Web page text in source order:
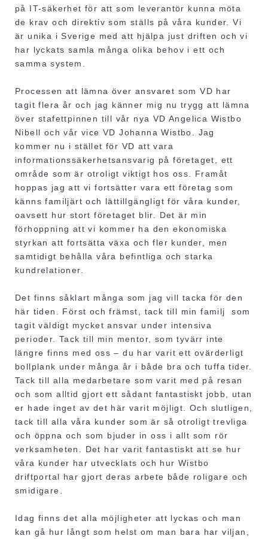
på IT-säkerhet för att som leverantör kunna möta
de krav och direktiv som ställs på våra kunder. Vi
är unika i Sverige med att hjälpa just driften och vi
har lyckats samla många olika behov i ett och
samma system.
Processen att lämna över ansvaret som VD har
tagit flera år och jag känner mig nu trygg att lämna
över stafettpinnen till vår nya VD Angelica Wistbo
Nibell och vår vice VD Johanna Wistbo. Jag
kommer nu i stället för VD att vara
informationssäkerhetsansvarig på företaget, ett
område som är otroligt viktigt hos oss. Framåt
hoppas jag att vi fortsätter vara ett företag som
känns familjärt och lättillgängligt för våra kunder,
oavsett hur stort företaget blir. Det är min
förhoppning att vi kommer ha den ekonomiska
styrkan att fortsätta växa och fler kunder, men
samtidigt behålla våra befintliga och starka
kundrelationer.
Det finns såklart många som jag vill tacka för den
här tiden. Först och främst, tack till min familj som
tagit väldigt mycket ansvar under intensiva
perioder. Tack till min mentor, som tyvärr inte
längre finns med oss – du har varit ett ovärderligt
bollplank under många år i både bra och tuffa tider.
Tack till alla medarbetare som varit med på resan
och som alltid gjort ett sådant fantastiskt jobb, utan
er hade inget av det här varit möjligt. Och slutligen,
tack till alla våra kunder som är så otroligt trevliga
och öppna och som bjuder in oss i allt som rör
verksamheten. Det har varit fantastiskt att se hur
våra kunder har utvecklats och hur Wistbo
driftportal har gjort deras arbete både roligare och
smidigare.
Idag finns det alla möjligheter att lyckas och man
kan gå hur långt som helst om man bara har viljan,